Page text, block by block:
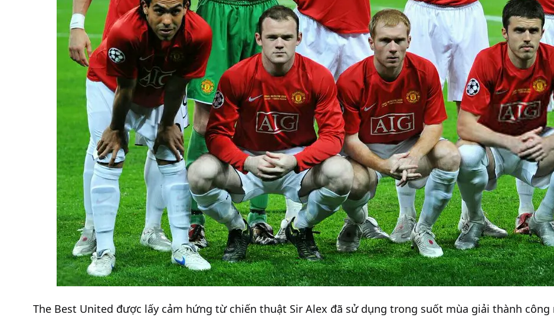
The Best United được lấy cảm hứng từ chiến thuật Sir Alex đã sử dụng trong suốt mùa giải thành công